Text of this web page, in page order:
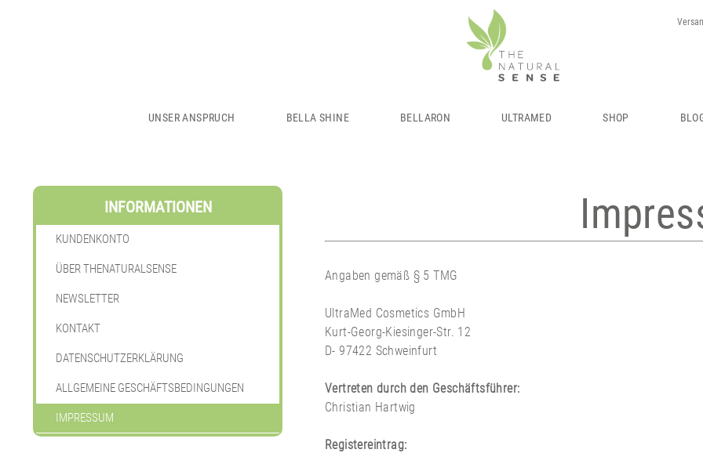
UNSER ANSPRUCH BELLA SHINE BELLARON ULTRAMED SHOP
INFORMATIONEN
KUNDENKONTO
ÜBER THENATURALSENSE
NEWSLETTER
KONTAKT
DATENSCHUTZERKLÄRUNG
ALLGEMEINE GESCHÄFTSBEDINGUNGEN
IMPRESSUM
Angaben gemäß § 5 TMG
UltraMed Cosmetics GmbH
Kurt-Georg-Kiesinger-Str. 12
D- 97422 Schweinfurt
Vertreten durch den Geschäftsführer:
Christian Hartwig
Registereintrag: